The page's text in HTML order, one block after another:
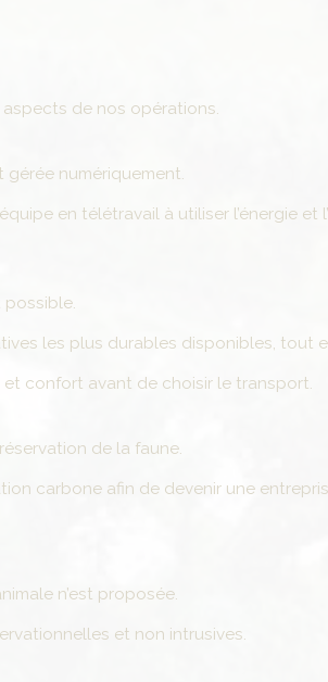
de nos opérations.
numériquement.
en télétravail à utiliser l’énergie et
les plus durables disponibles, tout
confort avant de choisir le transport.
de la faune.
carbone afin de devenir une
n’est proposée.
et non intrusives.